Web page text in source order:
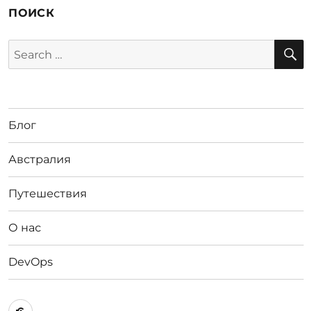
ПОИСК
Search
for:
Блог
Австралия
Путешествия
О нас
DevOps